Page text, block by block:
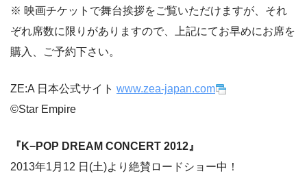
※ 映画チケットで舞台挨拶をご覧いただけますが、それ
ぞれ席数に限りがありますので、上記にてお早めにお席を
購入、ご予約下さい。
ZE:A 日本公式サイト www.zea-japan.com
©Star Empire
『K−POP DREAM CONCERT 2012』
2013年1月12 日(土)より絶賛ロードショー中！